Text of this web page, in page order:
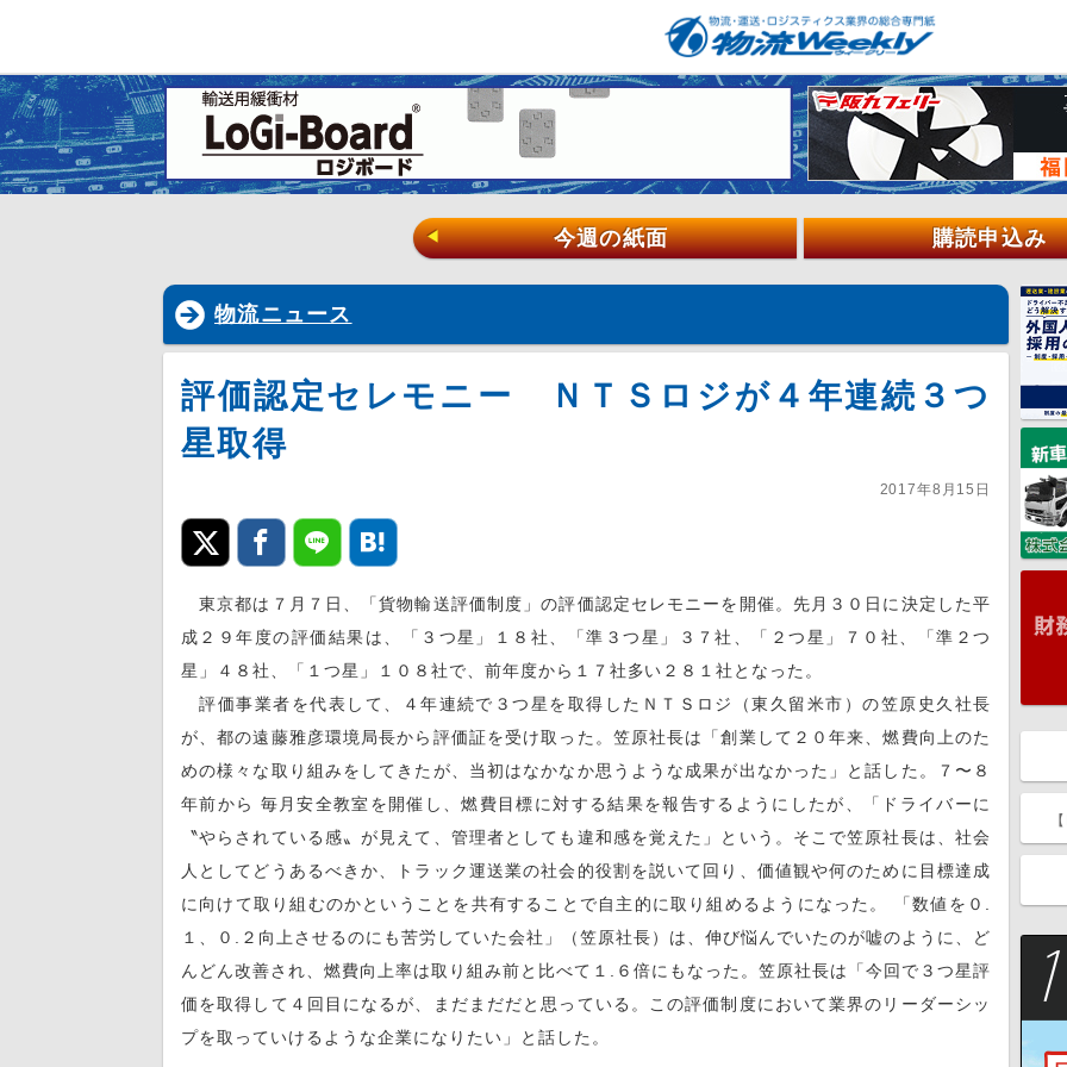
◀ 今週の紙面 購読申込み
物流ニュース
評価認定セレモニー ＮＴＳロジが４年連続３つ
星取得
2017年8月15日
東京都は７月７日、「貨物輸送評価制度」の評価認定セレモニーを開催。先月３０日に決定した平
成２９年度の評価結果は、「３つ星」１８社、「準３つ星」３７社、「２つ星」７０社、「準２つ
星」４８社、「１つ星」１０８社で、前年度から１７社多い２８１社となった。
評価事業者を代表して、４年連続で３つ星を取得したＮＴＳロジ（東久留米市）の笠原史久社長
が、都の遠藤雅彦環境局長から評価証を受け取った。笠原社長は「創業して２０年来、燃費向上のた
めの様々な取り組みをしてきたが、当初はなかなか思うような成果が出なかった」と話した。７〜８
年前から 毎月安全教室を開催し、燃費目標に対する結果を報告するようにしたが、「ドライバーに
〝やらされている感〟が見えて、管理者としても違和感を覚えた」という。そこで笠原社長は、社会
人としてどうあるべきか、トラック運送業の社会的役割を説いて回り、価値観や何のために目標達成
に向けて取り組むのかということを共有することで自主的に取り組めるようになった。 「数値を０.
１、０.２向上させるのにも苦労していた会社」（笠原社長）は、伸び悩んでいたのが嘘のように、ど
んどん改善され、燃費向上率は取り組み前と比べて１.６倍にもなった。笠原社長は「今回で３つ星評
価を取得して４回目になるが、まだまだだと思っている。この評価制度において業界のリーダーシッ
プを取っていけるような企業になりたい」と話した。